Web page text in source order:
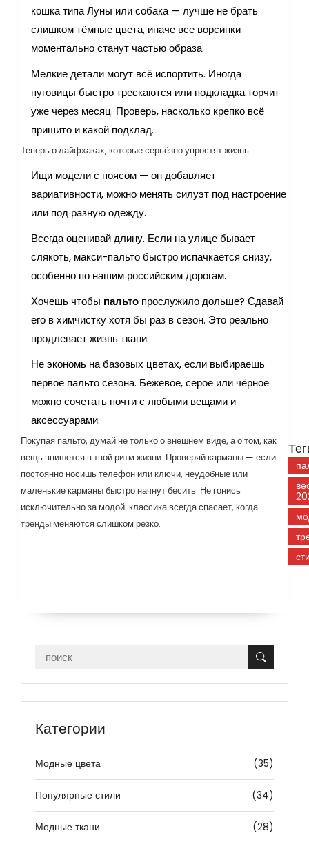
кошка типа Луны или собака — лучше не брать
слишком тёмные цвета, иначе все ворсинки
моментально станут частью образа.
Мелкие детали могут всё испортить. Иногда
пуговицы быстро трескаются или подкладка торчит
уже через месяц. Проверь, насколько крепко всё
пришито и какой подклад.
Теперь о лайфхаках, которые серьёзно упростят жизнь:
Ищи модели с поясом — он добавляет
вариативности, можно менять силуэт под настроение
или под разную одежду.
Всегда оценивай длину. Если на улице бывает
слякоть, макси-пальто быстро испачкается снизу,
особенно по нашим российским дорогам.
Хочешь чтобы пальто прослужило дольше? Сдавай
его в химчистку хотя бы раз в сезон. Это реально
продлевает жизнь ткани.
Не экономь на базовых цветах, если выбираешь
первое пальто сезона. Бежевое, серое или чёрное
можно сочетать почти с любыми вещами и
аксессуарами.
Покупая пальто, думай не только о внешнем виде, а о том, как
вещь впишется в твой ритм жизни. Проверяй карманы — если
постоянно носишь телефон или ключи, неудобные или
маленькие карманы быстро начнут бесить. Не гонись
исключительно за модой: классика всегда спасает, когда
тренды меняются слишком резко.
Категории
Модные цвета (35)
Популярные стили (34)
Модные ткани (28)